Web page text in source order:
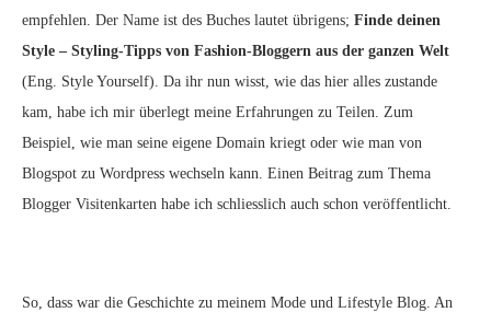
empfehlen. Der Name ist des Buches lautet übrigens; Finde deinen
Style – Styling-Tipps von Fashion-Bloggern aus der ganzen Welt
(Eng. Style Yourself). Da ihr nun wisst, wie das hier alles zustande
kam, habe ich mir überlegt meine Erfahrungen zu Teilen. Zum
Beispiel, wie man seine eigene Domain kriegt oder wie man von
Blogspot zu Wordpress wechseln kann. Einen Beitrag zum Thema
Blogger Visitenkarten habe ich schliesslich auch schon veröffentlicht.
So, dass war die Geschichte zu meinem Mode und Lifestyle Blog. An